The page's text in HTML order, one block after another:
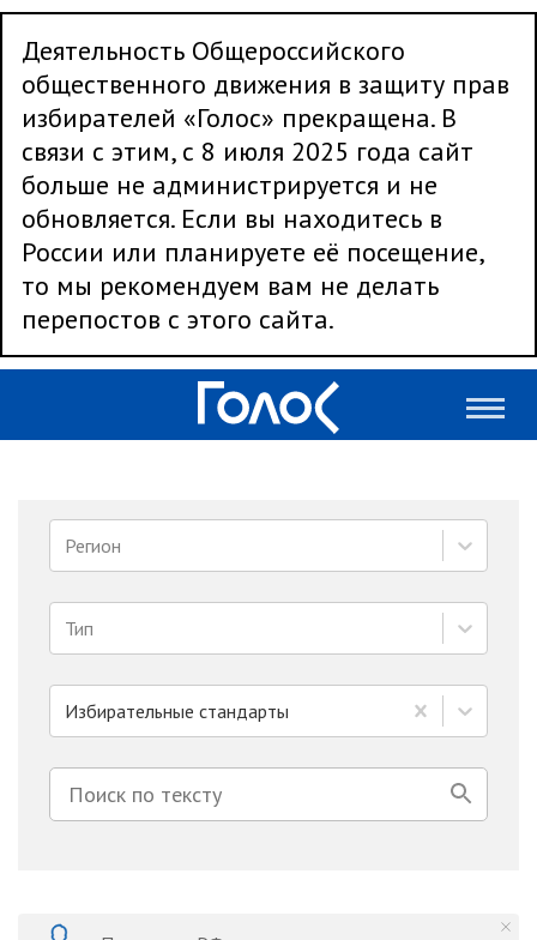
Деятельность Общероссийского
общественного движения в защиту прав
избирателей «Голос» прекращена. В
связи с этим, с 8 июля 2025 года сайт
больше не администрируется и не
обновляется. Если вы находитесь в
России или планируете её посещение,
то мы рекомендуем вам не делать
перепостов с этого сайта.
Регион
Тип
Избирательные стандарты